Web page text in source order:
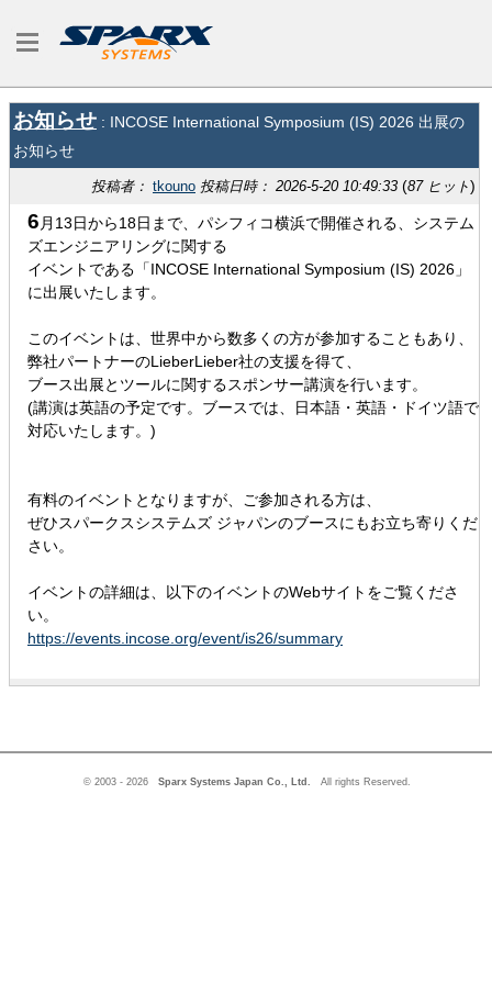
お知らせ : INCOSE International Symposium (IS) 2026 出展の
お知らせ
投稿者： tkouno 投稿日時： 2026-5-20 10:49:33 (87 ヒット)
6 月13日から18日まで、パシフィコ横浜で開催される、システム
ズエンジニアリングに関する
イベントである「INCOSE International Symposium (IS) 2026」
に出展いたします。
このイベントは、世界中から数多くの方が参加することもあり、
弊社パートナーのLieberLieber社の支援を得て、
ブース出展とツールに関するスポンサー講演を行います。
(講演は英語の予定です。ブースでは、日本語・英語・ドイツ語で
対応いたします。)
有料のイベントとなりますが、ご参加される方は、
ぜひスパークスシステムズ ジャパンのブースにもお立ち寄りくだ
さい。
イベントの詳細は、以下のイベントのWebサイトをご覧くださ
い。
https://events.incose.org/event/is26/summary
© 2003 - 2026 Sparx Systems Japan Co., Ltd. All rights Reserved.